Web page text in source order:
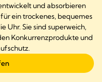
und absorbieren
ein trockenes, bequemes
Uhr. Sie sind superweich,
Konkurrenzprodukte und